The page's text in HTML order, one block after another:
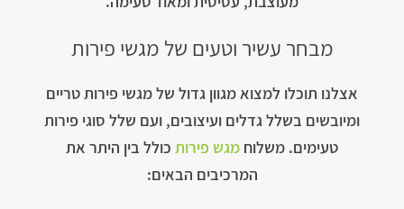
מבחר עשיר וטעים של מגשי פירות
אצלנו תוכלו למצוא מגוון גדול של מגשי פירות טריים
ומיובשים בשלל גדלים ועיצובים, ועם שלל סוגי פירות
טעימים. משלוח מגש פירות כולל בין היתר את
המרכיבים הבאים: